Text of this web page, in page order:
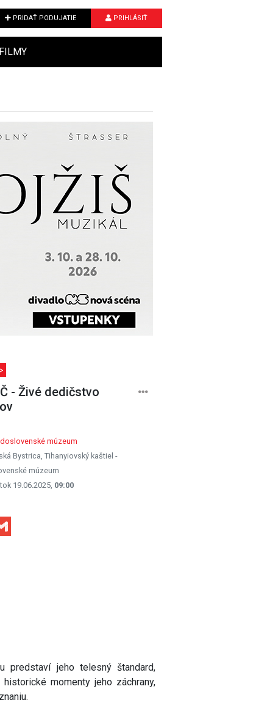
PRIDAŤ PODUJATIE PRIHLÁSIŤ
FILMY
- Živé dedičstvo
múzeum
Bystrica, Tihanyiovský kaštiel -
múzeum
19.06.2025, 09:00
predstaví jeho telesný štandard,
momenty jeho záchrany,